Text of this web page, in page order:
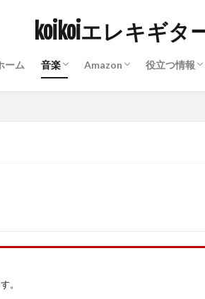
koikoiエレキギタ
ーム 音楽
エフェクターを使おう
エレキギターを始めよう
好きなバンドのおすすめ曲
Amazon
Kindle Paper whiteで出
役立つ情報
仕事に関
生活に関
。
レキギター ギターアンプ チケットぴあ
検索